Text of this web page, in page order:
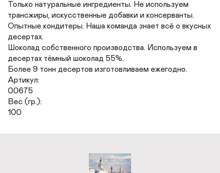
Только натуральные ингредиенты. Не используем
трансжиры, искусственные добавки и консерванты.
Опытные кондитеры. Наша команда знает всё о вкусных
десертах.
Шоколад собственного производства. Используем в
десертах тёмный шоколад 55%.
Более 9 тонн десертов изготовливаем ежегодно.
Артикул:
00675
Вес (гр.):
100